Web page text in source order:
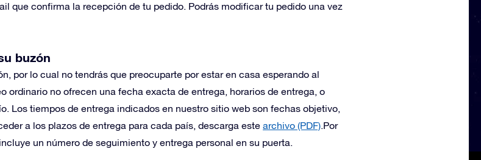
que confirma la recepción de tu pedido. Podrás modificar tu pedido una vez
buzón
por lo cual no tendrás que preocuparte por estar en casa esperando al
ordinario no ofrecen una fecha exacta de entrega, horarios de entrega, o
Los tiempos de entrega indicados en nuestro sitio web son fechas objetivo,
a los plazos de entrega para cada país, descarga este archivo (PDF).Por
un número de seguimiento y entrega personal en su puerta.